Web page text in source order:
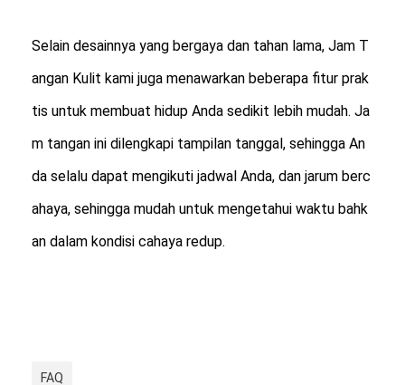
Selain desainnya yang bergaya dan tahan lama, Jam T
angan Kulit kami juga menawarkan beberapa fitur prak
tis untuk membuat hidup Anda sedikit lebih mudah. Ja
m tangan ini dilengkapi tampilan tanggal, sehingga An
da selalu dapat mengikuti jadwal Anda, dan jarum berc
ahaya, sehingga mudah untuk mengetahui waktu bahk
an dalam kondisi cahaya redup.
FAQ